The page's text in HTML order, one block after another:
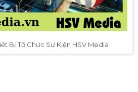
Bị Tổ Chức Sự Kiện HSV Media